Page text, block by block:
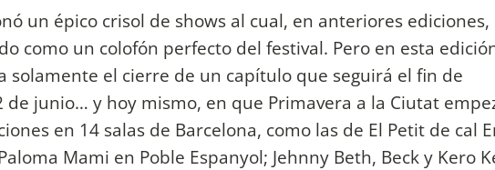
un épico crisol de shows al cual, en anteriores ediciones,
como un colofón perfecto del festival. Pero en esta
solamente el cierre de un capítulo que seguirá el fin de
de junio… y hoy mismo, en que Primavera a la Ciutat
en 14 salas de Barcelona, como las de El Petit de cal
Mami en Poble Espanyol; Jehnny Beth, Beck y Kero